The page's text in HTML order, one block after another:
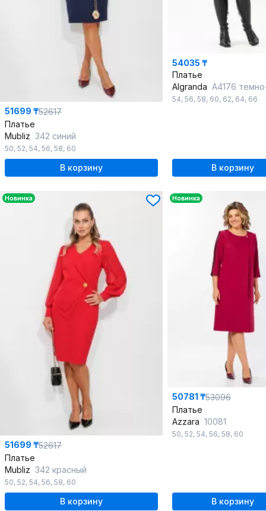
51699 ₸52617
Платье
Mubliz 342 синий
50, 52, 54, 56, 58, 60
В корзину
54035 ₸
Платье
Algranda А4176
54, 56, 58, 60, 62, 64, 66
В корзину
Новинка
51699 ₸52617
Платье
Mubliz 342 красный
50, 52, 54, 56, 58, 60
В корзину
Новинка
50781 ₸53096
Платье
Azzara 10081
50, 52, 54, 56, 58, 60
В корзину